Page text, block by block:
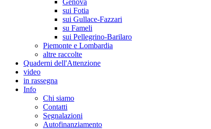
Genova
sui Fotia
sui Gullace-Fazzari
su Fameli
sui Pellegrino-Barilaro
Piemonte e Lombardia
altre raccolte
Quaderni dell'Attenzione
video
in rassegna
Info
Chi siamo
Contatti
Segnalazioni
Autofinanziamento